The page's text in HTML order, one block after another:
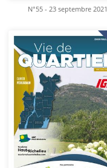
N°55 - 23 septembre 2021